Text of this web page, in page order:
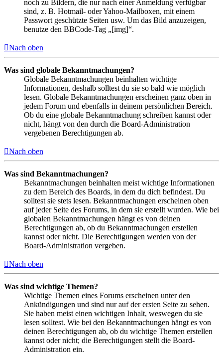
noch zu Bildern, die nur nach einer Anmeldung verfügbar
sind, z. B. Hotmail- oder Yahoo-Mailboxen, mit einem
Passwort geschützte Seiten usw. Um das Bild anzuzeigen,
benutze den BBCode-Tag „[img]“.
Nach oben
Was sind globale Bekanntmachungen?
Globale Bekanntmachungen beinhalten wichtige
Informationen, deshalb solltest du sie so bald wie möglich
lesen. Globale Bekanntmachungen erscheinen ganz oben in
jedem Forum und ebenfalls in deinem persönlichen Bereich.
Ob du eine globale Bekanntmachung schreiben kannst oder
nicht, hängt von den durch die Board-Administration
vergebenen Berechtigungen ab.
Nach oben
Was sind Bekanntmachungen?
Bekanntmachungen beinhalten meist wichtige Informationen
zu dem Bereich des Boards, in dem du dich befindest. Du
solltest sie stets lesen. Bekanntmachungen erscheinen oben
auf jeder Seite des Forums, in dem sie erstellt wurden. Wie bei
globalen Bekanntmachungen hängt es von deinen
Berechtigungen ab, ob du Bekanntmachungen erstellen
kannst oder nicht. Die Berechtigungen werden von der
Board-Administration vergeben.
Nach oben
Was sind wichtige Themen?
Wichtige Themen eines Forums erscheinen unter den
Ankündigungen und sind nur auf der ersten Seite zu sehen.
Sie haben meist einen wichtigen Inhalt, weswegen du sie
lesen solltest. Wie bei den Bekanntmachungen hängt es von
deinen Berechtigungen ab, ob du wichtige Themen erstellen
kannst oder nicht; die Berechtigungen stellt die Board-
Administration ein.